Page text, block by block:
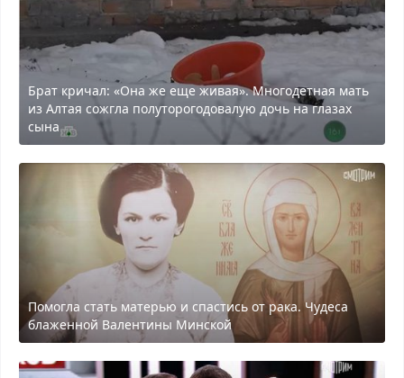
Брат кричал: «Она же еще живая». Многодетная мать
из Алтая сожгла полуторогодовалую дочь на глазах
сына
Помогла стать матерью и спастись от рака. Чудеса
блаженной Валентины Минской